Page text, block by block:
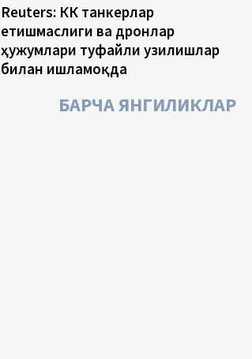
Reuters: КҚК танкерлар
етишмаслиги ва дронлар
ҳужумлари туфайли узилишлар
билан ишламоқда
БАРЧА ЯНГИЛИКЛАР